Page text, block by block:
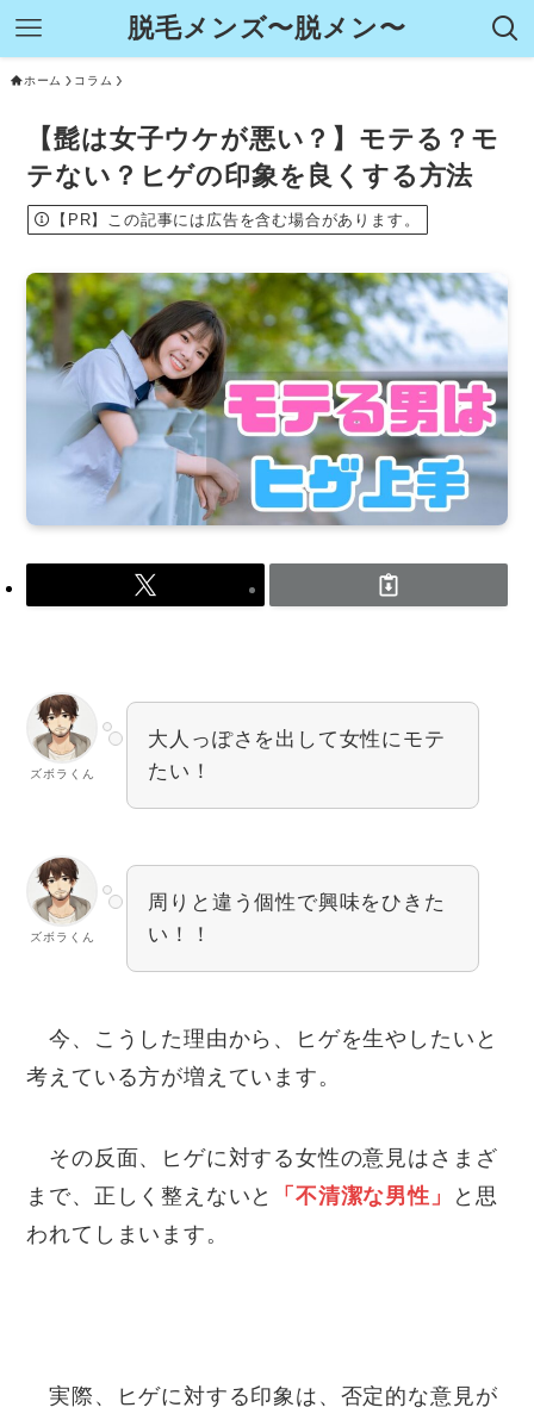
脱毛メンズ〜脱メン〜
ホーム コラム
【髭は女子ウケが悪い？】モテる？モ
テない？ヒゲの印象を良くする方法
【PR】この記事には広告を含む場合があります。
ズボラくん
大人っぽさを出して女性にモテ
たい！
ズボラくん
周りと違う個性で興味をひきた
い！！
今、こうした理由から、ヒゲを生やしたいと
考えている方が増えています。
その反面、ヒゲに対する女性の意見はさまざ
まで、正しく整えないと
「不清潔な男性」
と思
われてしまいます。
実際、ヒゲに対する印象は、否定的な意見が